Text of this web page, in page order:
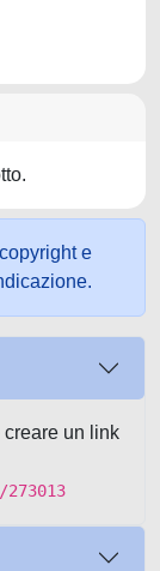
e
un link